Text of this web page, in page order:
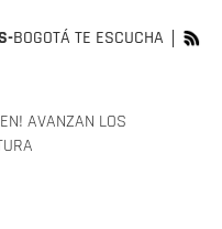
BOGOTÁ TE ESCUCHA
AVANZAN LOS